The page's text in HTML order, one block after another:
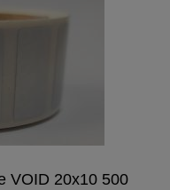
VOID 20x10 500